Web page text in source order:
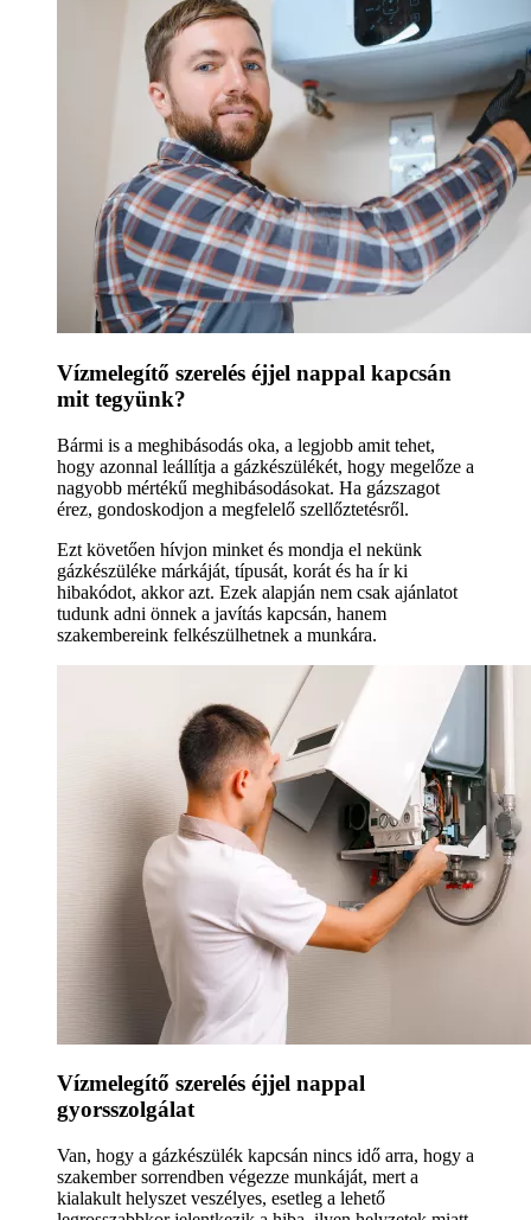
Vízmelegítő szerelés éjjel nappal kapcsán
mit tegyünk?
Bármi is a meghibásodás oka, a legjobb amit tehet,
hogy azonnal leállítja a gázkészülékét, hogy megelőze a
nagyobb mértékű meghibásodásokat. Ha gázszagot
érez, gondoskodjon a megfelelő szellőztetésről.
Ezt követően hívjon minket és mondja el nekünk
gázkészüléke márkáját, típusát, korát és ha ír ki
hibakódot, akkor azt. Ezek alapján nem csak ajánlatot
tudunk adni önnek a javítás kapcsán, hanem
szakembereink felkészülhetnek a munkára.
Vízmelegítő szerelés éjjel nappal
gyorsszolgálat
Van, hogy a gázkészülék kapcsán nincs idő arra, hogy a
szakember sorrendben végezze munkáját, mert a
kialakult helyszet veszélyes, esetleg a lehető